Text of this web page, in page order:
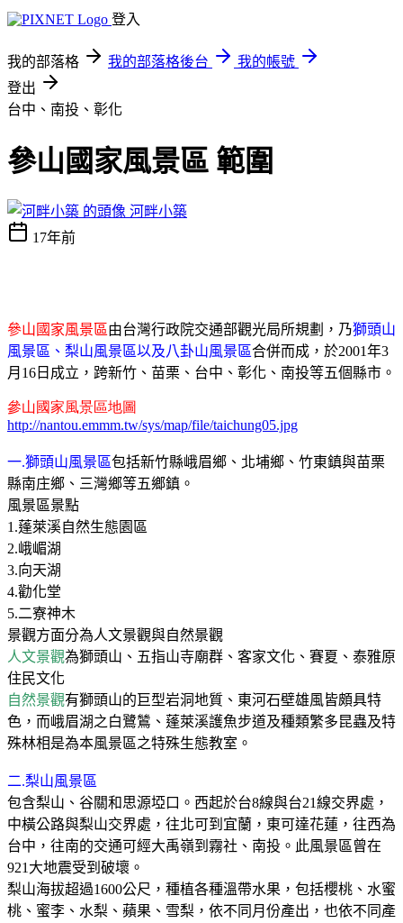
登入
我的部落格 我的部落格後台
我的帳號
登出
台中、南投、彰化
參山國家風景區 範圍
河畔小築
17年前
參山國家風景區由台灣行政院交通部觀光局所規劃，乃獅頭山
風景區、梨山風景區以及八卦山風景區合併而成，於2001年3
月 16 日成立，跨新竹、苗栗、台中、彰化、南投等五個縣市。
參山國家風景區地圖
http://nantou.emmm.tw/sys/map/file/taichung05.jpg
一.獅頭山風景區包括新竹縣峨眉鄉、北埔鄉、竹東鎮與苗栗
縣南庄鄉、三灣鄉等五鄉鎮。
風景區景點
1.蓬萊溪自然生態園區
2.峨嵋湖
3.向天湖
4.勸化堂
5.二寮神木
景觀方面分為人文景觀與自然景觀
人文景觀為獅頭山、五指山寺廟群、客家文化、賽夏、泰雅原
住民文化
自然景觀有獅頭山的巨型岩洞地質、東河石壁雄風皆頗具特
色，而峨眉湖之白鷺鷥、蓬萊溪護魚步道及種類繁多昆蟲及特
殊林相是為本風景區之特殊生態教室。
二.梨山風景區
包含梨山、谷關和思源埡口。西起於台8線與台21線交界處，
中橫公路與梨山交界處，往北可到宜蘭，東可達花蓮，往西為
台中，往南的交通可經大禹嶺到霧社、南投。此風景區曾在
921 大地震受到破壞。
梨山海拔超過1600公尺，種植各種溫帶水果，包括櫻桃、水蜜
桃、蜜李、水梨、蘋果、雪梨，依不同月份產出，也依不同產